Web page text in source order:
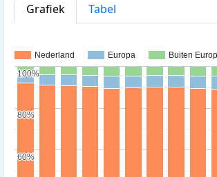
Grafiek
Tabel
Nederland Europa Buiten
60%
60%
80%
80%
100%
100%